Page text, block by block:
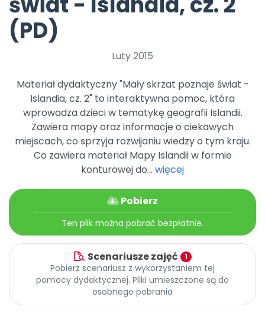
Pomoc
Promocje
(PD)
Luty 2015
Materiał dydaktyczny "Mały skrzat poznaje świat -
Islandia, cz. 2" to interaktywna pomoc, która
wprowadza dzieci w tematykę geografii Islandii.
Zawiera mapy oraz informacje o ciekawych
miejscach, co sprzyja rozwijaniu wiedzy o tym kraju.
Co zawiera materiał Mapy Islandii w formie
konturowej do... więcej
Pobierz
Ten plik można pobrać bezpłatnie.
Scenariusze zajęć 1
Pobierz scenariusz z wykorzystaniem tej
pomocy dydaktycznej. Pliki umieszczone są do
osobnego pobrania